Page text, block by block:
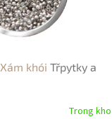
khói Třpytky a
Trong kho